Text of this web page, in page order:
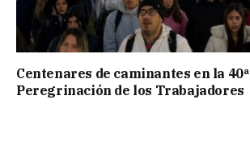
Centenares de caminantes en la 40ª
Peregrinación de los Trabajadores